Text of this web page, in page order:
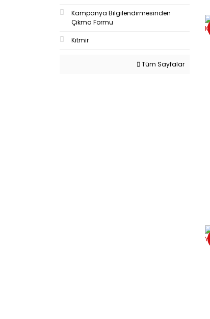
Kampanya Bilgilendirmesinden
Çıkma Formu
Kıtmir
Tüm Sayfalar